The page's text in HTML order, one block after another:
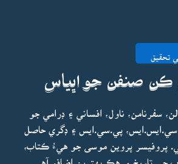
تحقيق
ڪن صنفن جو اڀياس
سفرنامن، ناول، افساني ۽ ڊرامي جو
پي.سي.ايس ۽ ڊگري حاصل
پروفيسر پروين موسى جو هيءُ ڪتاب،
جي تاريخ ۾ هڪ بهترين اضافو آهي.